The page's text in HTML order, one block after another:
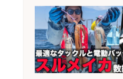
上げ、食とエン
店長候補募集
会社名
魚と肴 い
かし